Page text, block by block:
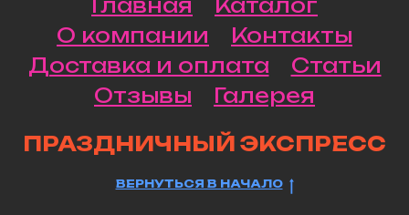
Главная
Каталог
О компании
Контакты
Доставка и оплата
Статьи
Отзывы
Галерея
ПРАЗДНИЧНЫЙ ЭКСПРЕСС
ВЕРНУТЬСЯ В НАЧАЛО